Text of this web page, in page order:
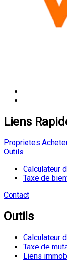
Liens
Proprietes
Outils
Calculateur
Taxe de
Contact
Outils
Calculateur
Taxe de
Liens